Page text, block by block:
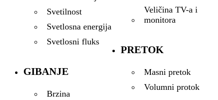
Svetilnost
Svetlosna energija
Svetlosni fluks
GIBANJE
Brzina
Veličina TV-a i
monitora
PRETOK
Masni pretok
Volumni protok